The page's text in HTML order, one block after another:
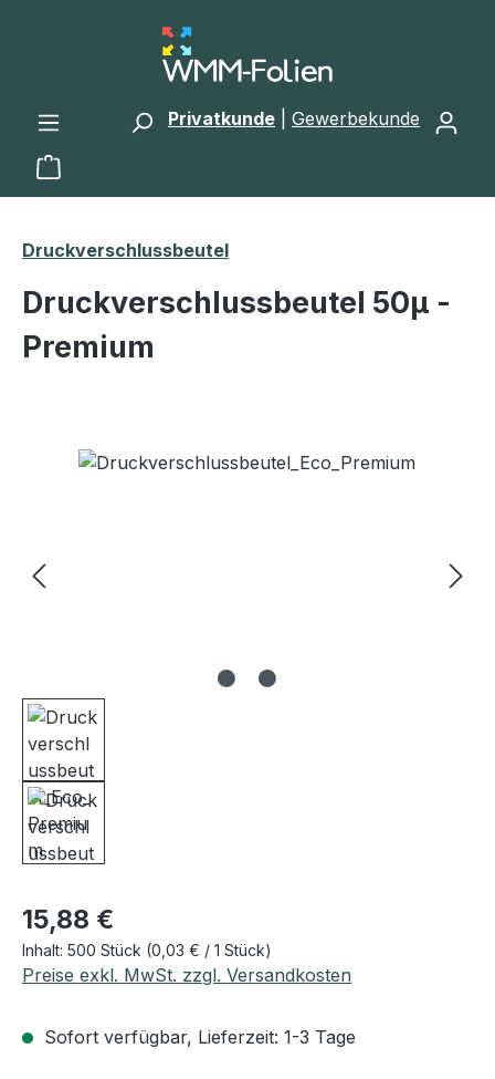
Zum Hauptinhalt springen
Privatkunde Gewerbekunde
Warenkorb enthält 0 Positionen. Der
Druckverschlussbeutel
Druckverschlussbeutel 50μ -
Premium
Bildergalerie überspringen
Regulärer Preis:
15,88 €
Inhalt: 500 Stück (0,03 € / 1 Stück)
Preise exkl. MwSt. zzgl. Versandkosten
Sofort verfügbar, Lieferzeit: 1-3 Tage